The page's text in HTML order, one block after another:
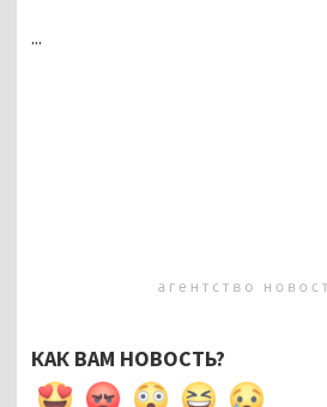
...
КАК ВАМ НОВОСТЬ?